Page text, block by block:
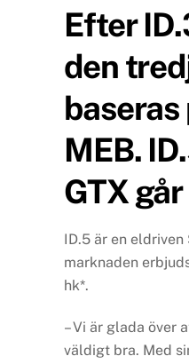
Efter
den
MEB.
GTX
ID.5 är en
marknaden
hk*.
– Vi är glada över
väldigt bra. Med